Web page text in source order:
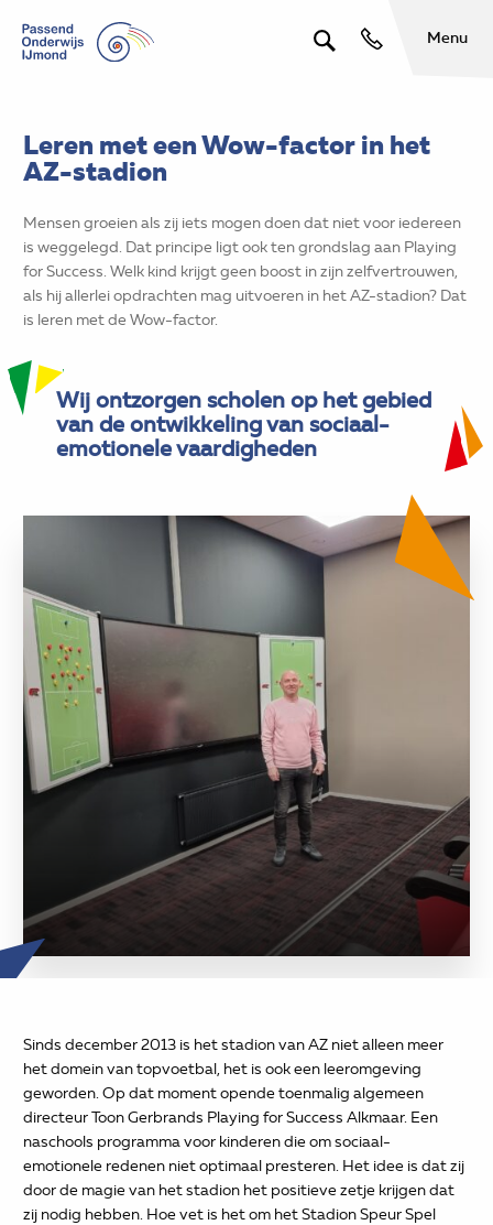
Menu
Leren met een Wow-factor in het
AZ-stadion
Mensen groeien als zij iets mogen doen dat niet voor iedereen
is weggelegd. Dat principe ligt ook ten grondslag aan Playing
for Success. Welk kind krijgt geen boost in zijn zelfvertrouwen,
als hij allerlei opdrachten mag uitvoeren in het AZ-stadion? Dat
is leren met de Wow-factor.
Wij ontzorgen scholen op het gebied
van de ontwikkeling van sociaal-
emotionele vaardigheden
Sinds december 2013 is het stadion van AZ niet alleen meer
het domein van topvoetbal, het is ook een leeromgeving
geworden. Op dat moment opende toenmalig algemeen
directeur Toon Gerbrands Playing for Success Alkmaar. Een
naschools programma voor kinderen die om sociaal-
emotionele redenen niet optimaal presteren. Het idee is dat zij
door de magie van het stadion het positieve zetje krijgen dat
zij nodig hebben. Hoe vet is het om het Stadion Speur Spel